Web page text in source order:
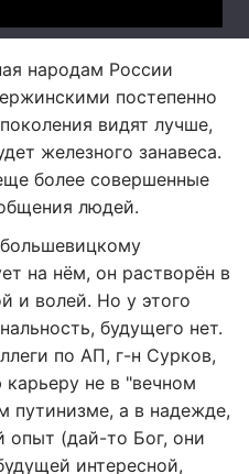
народам России
постепенно
видят лучше,
железного занавеса.
более совершенные
людей.
на нём, он растворён в
и волей. Но у этого
будущего нет.
по АП, г-н Сурков,
не в "вечном
путинизме, а в надежде,
опыт (дай-то Бог, они
интересной,